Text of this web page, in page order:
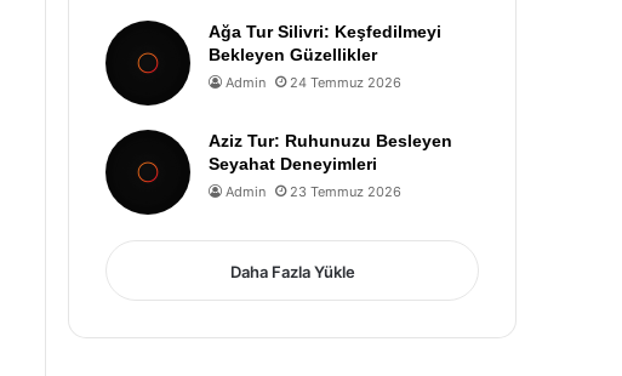
Ağa Tur Silivri: Keşfedilmeyi
Bekleyen Güzellikler
Admin 24 Temmuz 2026
Aziz Tur: Ruhunuzu Besleyen
Seyahat Deneyimleri
Admin 23 Temmuz 2026
Daha Fazla Yükle